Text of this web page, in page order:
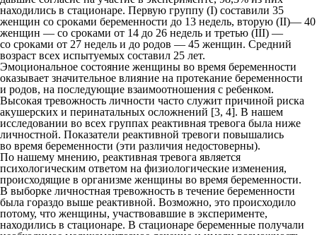
находились в стационаре. Первую группу (I) составили 35
женщин со сроками беременности до 13 недель, вторую (II)— 40
женщин — со сроками от 14 до 26 недель и третью (III) —
со сроками от 27 недель и до родов — 45 женщин. Средний
возраст всех испытуемых составил 25 лет.
Эмоциональное состояние женщины во время беременности
оказывает значительное влияние на протекание беременности
и родов, на последующие взаимоотношения с ребенком.
Высокая тревожность личности часто служит причиной риска
акушерских и перинатальных осложнений [3, 4]. В нашем
исследовании во всех группах реактивная тревога была ниже
личностной. Показатели реактивной тревоги повышались
во время беременности (эти различия недостоверны).
По нашему мнению, реактивная тревога является
психологическим ответом на физиологические изменения,
происходящие в организме женщины во время беременности.
В выборке личностная тревожность в течение беременности
была гораздо выше реактивной. Возможно, это происходило
потому, что женщины, участвовавшие в эксперименте,
находились в стационаре. В стационаре беременные получали